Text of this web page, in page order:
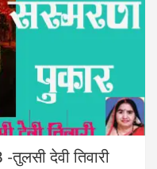
तुलसी देवी तिवारी